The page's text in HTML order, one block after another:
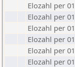
Elozahl per
Elozahl per
Elozahl per
Elozahl per
Elozahl per
Elozahl per